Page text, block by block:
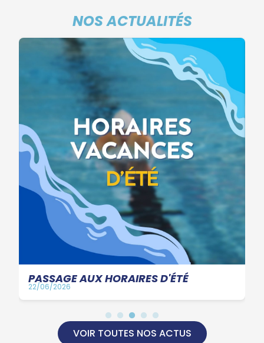
NOS ACTUALITÉS
PASSAGE AUX HORAIRES D'ÉTÉ
22/06/2026
VOIR TOUTES NOS ACTUS